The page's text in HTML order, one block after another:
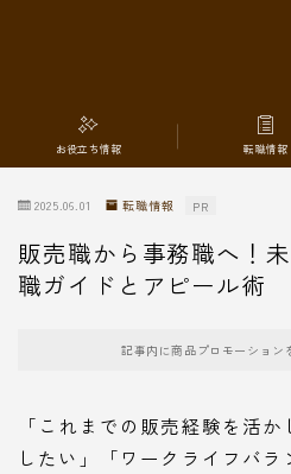
お役立ち情報 転職情報
2025.06.01 転職情報 PR
販売職から事務職へ！
職ガイドとアピール術
記事内に商品プロモーション
「これまでの販売経験を活
したい」「ワークライフバ